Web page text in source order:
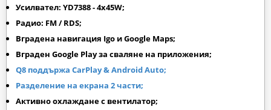
Усилвател: YD7388 - 4x45W;
Радио: FM / RDS;
Вградена навигация Igo и Google Maps;
Вграден Google Playза сваляне на приложения;
Q8 поддържа CarPlay & Android Auto;
Разделение на екрана 2 части;
Активно охлаждане с вентилатор;